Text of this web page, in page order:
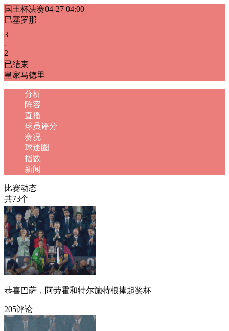
国王杯决赛04-27 04:00
巴塞罗那
3
-
2
已结束
皇家马德里
分析
阵容
直播
球员评分
赛况
球迷圈
指数
新闻
比赛动态
共73个
恭喜巴萨，阿劳霍和特尔施特根捧起奖杯
205评论